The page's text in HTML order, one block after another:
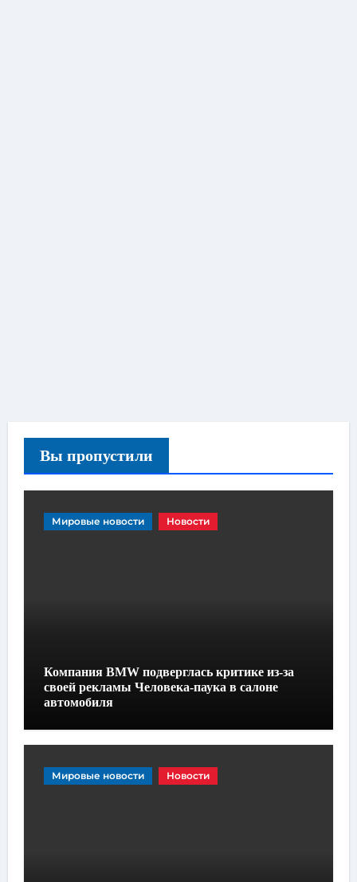
Вы пропустили
Мировые новости Новости
Компания BMW подверглась критике из-за
своей рекламы Человека-паука в салоне
автомобиля
Мировые новости Новости